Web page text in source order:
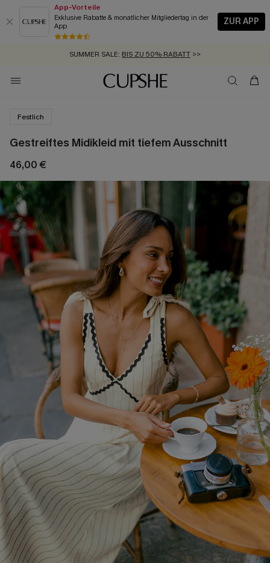
App-Vorteile
Exklusive Rabatte & monatlicher Mitgliedertag in der
App
ZUR APP
GRATIS MASSBAND MIT JEDEM SCHNELLVERSAND-ARTIKEL >>
SUMMER SALE: BIS ZU 50% RABATT >>
ZUM NEWSLETTER:BIS ZU -20% EXTRA ERHALTEN
KOSTENLOSER VERSAND AB 89 €
Festlich
Gestreiftes Midikleid mit tiefem Ausschnitt
46,00 €